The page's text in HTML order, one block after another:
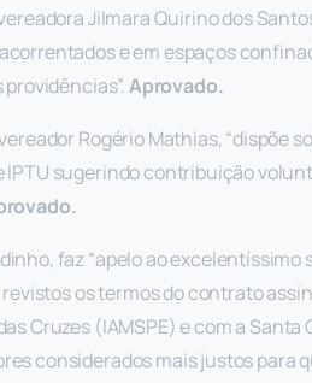
Jilmara Quirino dos
e em espaços
Aprovado.
Rogério Mathias, “dispõe
sugerindo contribuição
faz “apelo ao
os termos do contrato
Cruzes (IAMSPE) e com a Santa
considerados mais justos para